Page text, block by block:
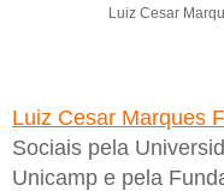
Luiz Cesar
Luiz Cesar Marques
Sociais pela
Unicamp e pela